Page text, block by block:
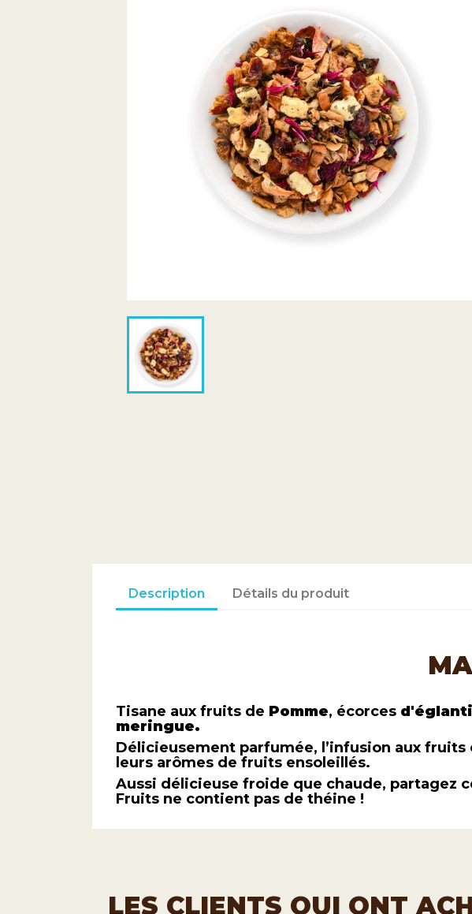
Description Détails du produit
Tisane aux fruits de Pomme, écorces
meringue.
Délicieusement parfumée, l’infusion aux
leurs arômes de fruits ensoleillés.
Aussi délicieuse froide que chaude, partagez
Fruits ne contient pas de théine !
LES CLIENTS QUI ONT